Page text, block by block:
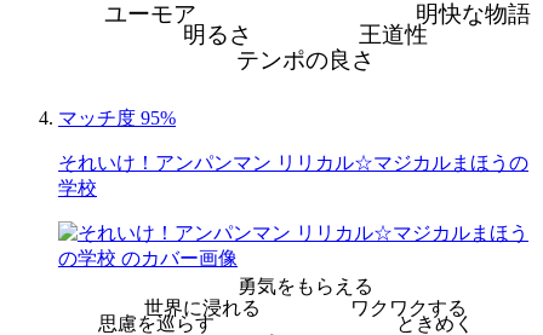
明快な物語
王道性
テンポの良さ
明るさ
ユーモア
マッチ度 95%
それいけ！アンパンマン リリカル☆マジカルまほうの
学校
勇気をもらえる
ワクワクする
ときめく
思慮を巡らす
世界に浸れる